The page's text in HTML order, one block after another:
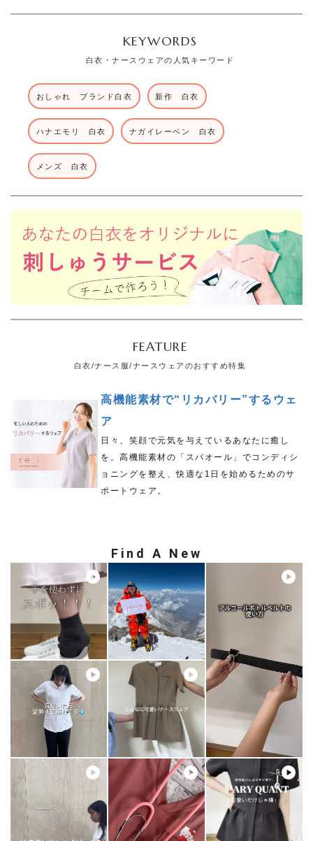
KEYWORDS
白衣・ナースウェアの人気キーワード
おしゃれ ブランド白衣 新作 白衣
ハナエモリ 白衣 ナガイレーベン 白衣
メンズ 白衣
FEATURE
白衣/ナース服/ナースウェアのおすすめ特集
高機能素材で“リカバリー”するウェ
ア
日々、笑顔で元気を与えているあなたに癒し
を。高機能素材の「スパオール」でコンディシ
ョニングを整え、快適な1日を始めるためのサ
ポートウェア。
Find A New